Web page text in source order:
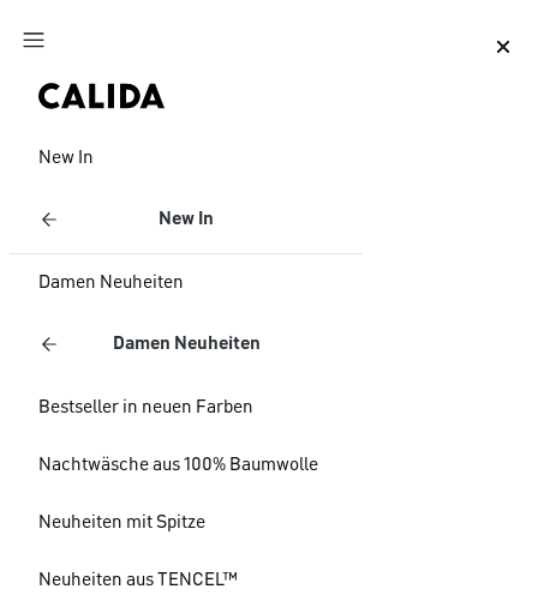
Zum Hauptinhalt springen
New In
New In
Damen Neuheiten
Damen Neuheiten
Bestseller in neuen Farben
Nachtwäsche aus 100% Baumwolle
Neuheiten mit Spitze
Neuheiten aus TENCEL™